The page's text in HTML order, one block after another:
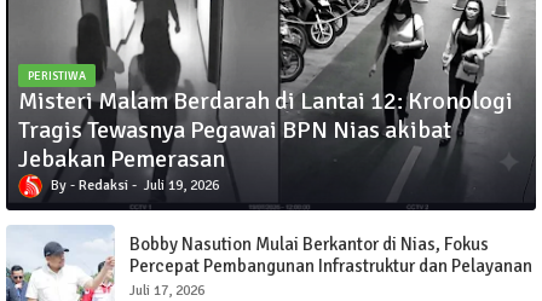
PERISTIWA
Misteri Malam Berdarah di Lantai 12: Kronologi
Tragis Tewasnya Pegawai BPN Nias akibat
Jebakan Pemerasan
Redaksi Juli 19, 2026
Bobby Nasution Mulai Berkantor di Nias, Fokus
Percepat Pembangunan Infrastruktur dan Pelayanan
Publik
Juli 17, 2026